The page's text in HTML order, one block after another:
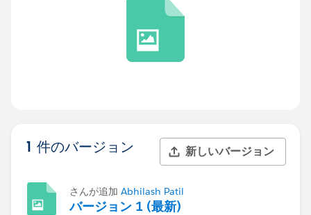
1 件のバージョン 新しいバージョン
さんが追加 Abhilash Patil
バージョン 1 (最新)